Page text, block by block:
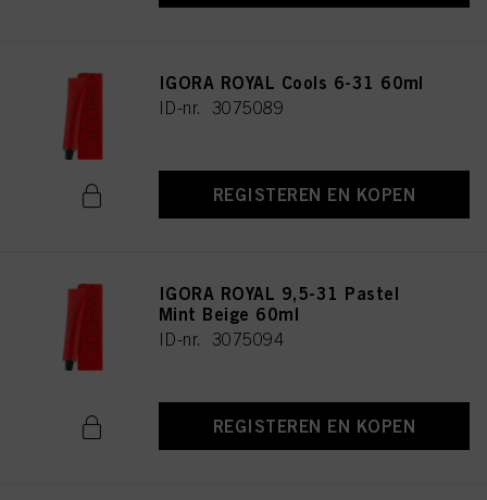
IGORA ROYAL Cools 6-31 60ml
ID-nr. 3075089
REGISTEREN EN KOPEN
IGORA ROYAL 9,5-31 Pastel
Mint Beige 60ml
ID-nr. 3075094
REGISTEREN EN KOPEN